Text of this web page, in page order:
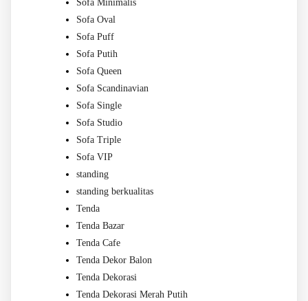
Sofa Minimalis
Sofa Oval
Sofa Puff
Sofa Putih
Sofa Queen
Sofa Scandinavian
Sofa Single
Sofa Studio
Sofa Triple
Sofa VIP
standing
standing berkualitas
Tenda
Tenda Bazar
Tenda Cafe
Tenda Dekor Balon
Tenda Dekorasi
Tenda Dekorasi Merah Putih